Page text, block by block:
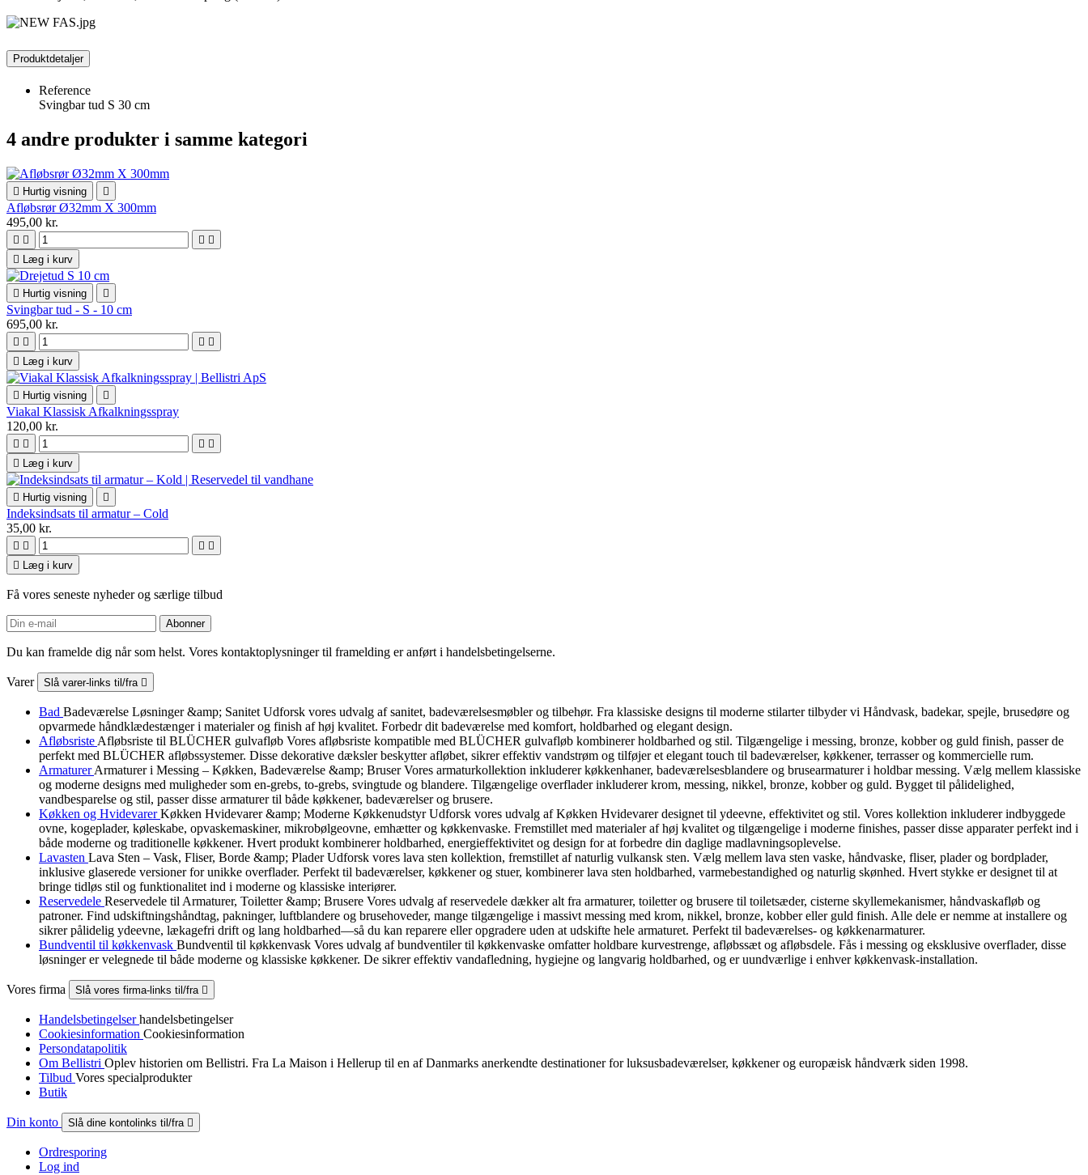
Produktdetaljer
Reference
Svingbar tud S 30 cm
4 andre produkter i samme kategori
 Hurtig visning 
Afløbsrør Ø32mm X 300mm
495,00 kr.
   
 Læg i kurv
 Hurtig visning 
Svingbar tud - S - 10 cm
695,00 kr.
   
 Læg i kurv
 Hurtig visning 
Viakal Klassisk Afkalkningsspray
120,00 kr.
   
 Læg i kurv
 Hurtig visning 
Indeksindsats til armatur – Cold
35,00 kr.
   
 Læg i kurv
Få vores seneste nyheder og særlige tilbud
Du kan framelde dig når som helst. Vores kontaktoplysninger til framelding er anført i handelsbetingelserne.
Varer Slå varer-links til/fra 
Bad Badeværelse Løsninger &amp; Sanitet Udforsk vores udvalg af sanitet, badeværelsesmøbler og tilbehør. Fra klassiske designs til moderne stilarter tilbyder vi Håndvask, badekar, spejle, brusedøre og
opvarmede håndklædestænger i materialer og finish af høj kvalitet. Forbedr dit badeværelse med komfort, holdbarhed og elegant design.
Afløbsriste Afløbsriste til BLÜCHER gulvafløb Vores afløbsriste kompatible med BLÜCHER gulvafløb kombinerer holdbarhed og stil. Tilgængelige i messing, bronze, kobber og guld finish, passer de
perfekt med BLÜCHER afløbssystemer. Disse dekorative dæksler beskytter afløbet, sikrer effektiv vandstrøm og tilføjer et elegant touch til badeværelser, køkkener, terrasser og kommercielle rum.
ArmaturerArmaturer i Messing – Køkken, Badeværelse &amp; Bruser Vores armaturkollektion inkluderer køkkenhaner, badeværelsesblandere og brusearmaturer i holdbar messing. Vælg mellem klassiske
og moderne designs med muligheder som en-grebs, to-grebs, svingtude og blandere. Tilgængelige overflader inkluderer krom, messing, nikkel, bronze, kobber og guld. Bygget til pålidelighed,
vandbesparelse og stil, passer disse armaturer til både køkkener, badeværelser og brusere.
Køkken og HvidevarerKøkken Hvidevarer &amp; Moderne Køkkenudstyr Udforsk vores udvalg af Køkken Hvidevarer designet til ydeevne, effektivitet og stil. Vores kollektion inkluderer indbyggede
ovne, kogeplader, køleskabe, opvaskemaskiner, mikrobølgeovne, emhætter og køkkenvaske. Fremstillet med materialer af høj kvalitet og tilgængelige i moderne finishes, passer disse apparater perfekt ind i
både moderne og traditionelle køkkener. Hvert produkt kombinerer holdbarhed, energieffektivitet og design for at forbedre din daglige madlavningsoplevelse.
Lavasten Lava Sten – Vask, Fliser, Borde &amp; Plader Udforsk vores lava sten kollektion, fremstillet af naturlig vulkansk sten. Vælg mellem lava sten vaske, håndvaske, fliser, plader og bordplader,
inklusive glaserede versioner for unikke overflader. Perfekt til badeværelser, køkkener og stuer, kombinerer lava sten holdbarhed, varmebestandighed og naturlig skønhed. Hvert stykke er designet til at
bringe tidløs stil og funktionalitet ind i moderne og klassiske interiører.
Reservedele Reservedele til Armaturer, Toiletter &amp; Brusere Vores udvalg af reservedele dækker alt fra armaturer, toiletter og brusere til toiletsæder, cisterne skyllemekanismer, håndvaskafløb og
patroner. Find udskiftningshåndtag, pakninger, luftblandere og brusehoveder, mange tilgængelige i massivt messing med krom, nikkel, bronze, kobber eller guld finish. Alle dele er nemme at installere og
sikrer pålidelig ydeevne, lækagefri drift og lang holdbarhed—så du kan reparere eller opgradere uden at udskifte hele armaturet. Perfekt til badeværelses- og køkkenarmaturer.
Bundventil til køkkenvask Bundventil til køkkenvask Vores udvalg af bundventiler til køkkenvaske omfatter holdbare kurvestrenge, afløbssæt og afløbsdele. Fås i messing og eksklusive overflader, disse
løsninger er velegnede til både moderne og klassiske køkkener. De sikrer effektiv vandafledning, hygiejne og langvarig holdbarhed, og er uundværlige i enhver køkkenvask-installation.
Vores firma Slå vores firma-links til/fra 
Handelsbetingelserhandelsbetingelser
Cookiesinformation Cookiesinformation
Persondatapolitik
Om Bellistri Oplev historien om Bellistri. Fra La Maison i Hellerup til en af Danmarks anerkendte destinationer for luksus­badeværelser, køkkener og europæisk håndværk siden 1998.
Tilbud Vores specialprodukter
Butik
Din konto Slå dine kontolinks til/fra 
Ordresporing
Log ind